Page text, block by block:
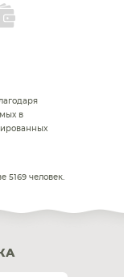
в
5169 человек.